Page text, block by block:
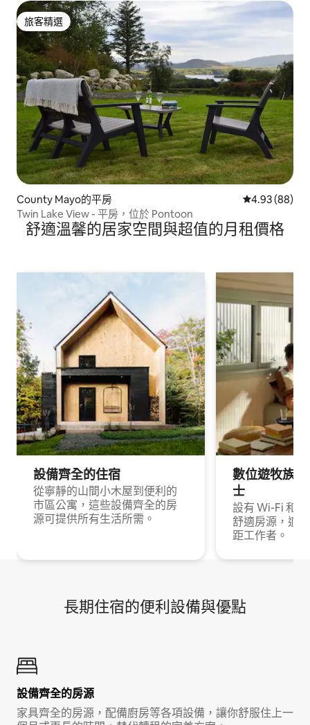
旅客精選
旅客精選
County Mayo的平房 從 88 則評價
4.93 (88)
Twin Lake View - 平房，位於 Pontoon
舒適溫馨的居家空間與超值的月租價格
設備齊全的住宿
從寧靜的山間小木屋到便利的
市區公寓，這些設備齊全的房
源可提供所有生活所需。
數位遊牧族
士
設有 Wi-Fi 和
舒適房源，適
距工作者。
長期住宿的便利設備與優點
設備齊全的房源
家具齊全的房源，配備廚房等各項設備，讓你舒服住上一